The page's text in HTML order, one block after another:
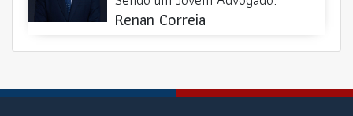
Renan Correia